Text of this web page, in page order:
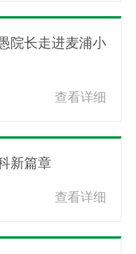
院长走进麦浦小
查看详细
新篇章
查看详细